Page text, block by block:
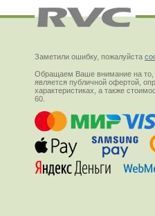
Заметили ошибку, пожалуйста
Обращаем Ваше внимание на то,
является публичной офертой,
характеристиках, а также
60.